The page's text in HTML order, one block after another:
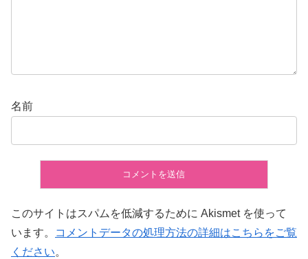
名前
このサイトはスパムを低減するために Akismet を使って
います。
コメントデータの処理方法の詳細はこちらをご覧
ください。